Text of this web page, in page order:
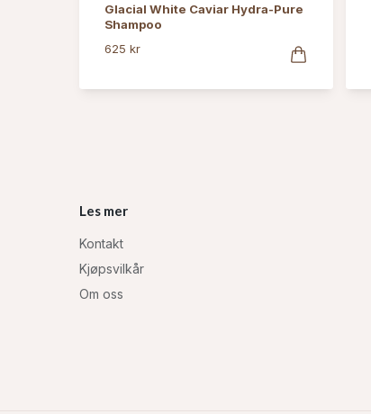
Glacial White Caviar Hydra-Pure
Shampoo
625 kr
Les mer
Kontakt
Kjøpsvilkår
Om oss